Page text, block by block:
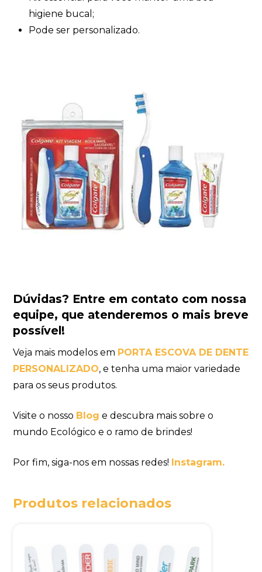
higiene bucal;
Pode ser personalizado.
Dúvidas? Entre em contato com nossa
equipe, que atenderemos o mais breve
possível!
Veja mais modelos em PORTA ESCOVA DE DENTE
PERSONALIZADO, e tenha uma maior variedade
para os seus produtos.
Visite o nosso Blog e descubra mais sobre o
mundo Ecológico e o ramo de brindes!
Por fim, siga-nos em nossas redes! Instagram.
Produtos relacionados